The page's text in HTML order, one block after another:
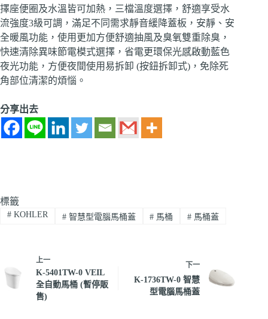
擇座便圈及水溫皆可加熱，三檔溫度選擇，舒適享受水
流強度3級可調，滿足不同需求靜音緩降蓋板，安靜、安
全暖風功能，使用更加方便舒適抽風及臭氧雙重除臭，
快速清除異味節電模式選擇，省電更環保光感啟動藍色
夜光功能，方便夜間使用易拆卸 (按鈕拆卸式)，免除死
角部位清潔的煩惱。
分享出去
標籤
#KOHLER #智慧型電腦馬桶蓋 # 馬桶 # 馬桶蓋
上一
K-5401TW-0 VEIL
全自動馬桶 (暫停販
售)
下一
K-1736TW-0 智慧
型電腦馬桶蓋